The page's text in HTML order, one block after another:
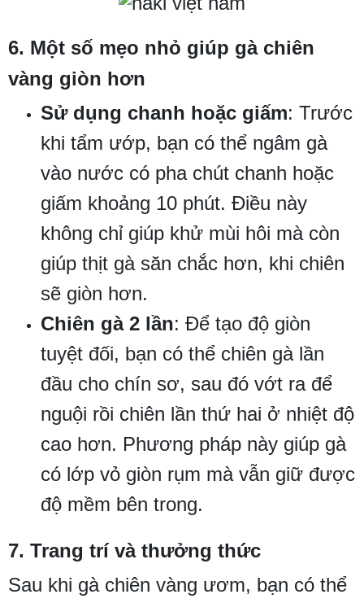
6. Một số mẹo nhỏ giúp gà chiên
vàng giòn hơn
Sử dụng chanh hoặc giấm: Trước
khi tẩm ướp, bạn có thể ngâm gà
vào nước có pha chút chanh hoặc
giấm khoảng 10 phút. Điều này
không chỉ giúp khử mùi hôi mà còn
giúp thịt gà săn chắc hơn, khi chiên
sẽ giòn hơn.
Chiên gà 2 lần: Để tạo độ giòn
tuyệt đối, bạn có thể chiên gà lần
đầu cho chín sơ, sau đó vớt ra để
nguội rồi chiên lần thứ hai ở nhiệt độ
cao hơn. Phương pháp này giúp gà
có lớp vỏ giòn rụm mà vẫn giữ được
độ mềm bên trong.
7. Trang trí và thưởng thức
Sau khi gà chiên vàng ươm, bạn có thể